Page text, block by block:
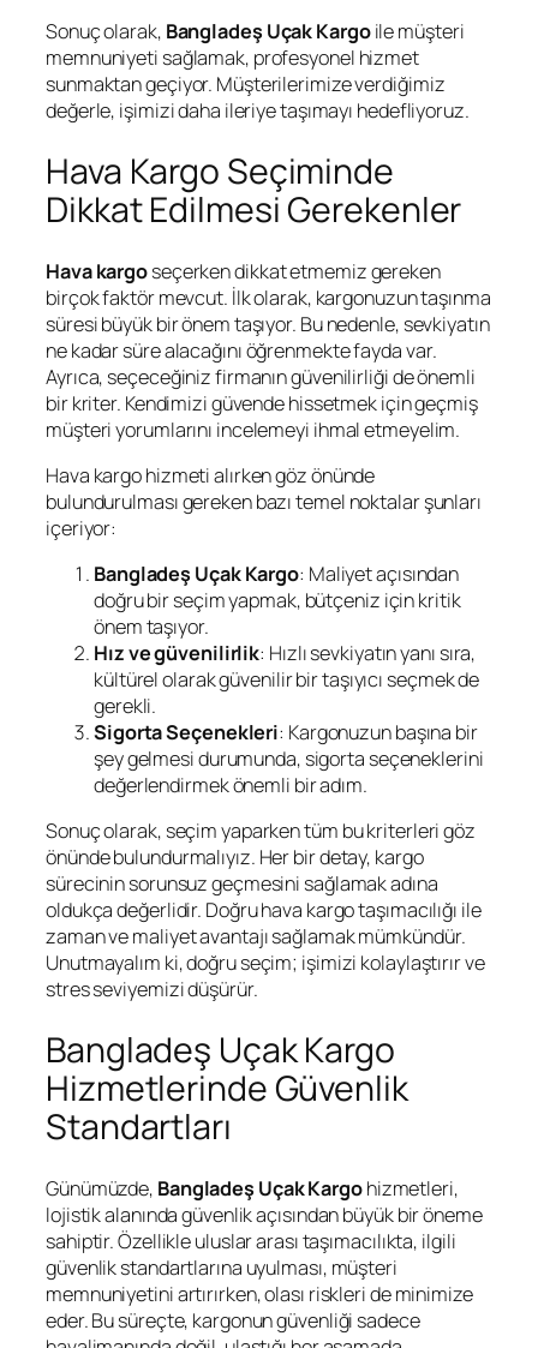
Sonuç olarak, Bangladeş Uçak Kargoile müşteri
memnuniyeti sağlamak, profesyonel hizmet
sunmaktan geçiyor. Müşterilerimize verdiğimiz
değerle, işimizi daha ileriye taşımayı hedefliyoruz.
Hava Kargo Seçiminde
Dikkat Edilmesi Gerekenler
Hava kargoseçerken dikkat etmemiz gereken
birçok faktör mevcut. İlk olarak, kargonuzun taşınma
süresi büyük bir önem taşıyor. Bu nedenle, sevkiyatın
ne kadar süre alacağını öğrenmekte fayda var.
Ayrıca, seçeceğiniz firmanın güvenilirliği de önemli
bir kriter. Kendimizi güvende hissetmek için geçmiş
müşteri yorumlarını incelemeyi ihmal etmeyelim.
Hava kargo hizmeti alırken göz önünde
bulundurulması gereken bazı temel noktalar şunları
içeriyor:
Bangladeş Uçak Kargo: Maliyet açısından
doğru bir seçim yapmak, bütçeniz için kritik
önem taşıyor.
Hız ve güvenilirlik: Hızlı sevkiyatın yanı sıra,
kültürel olarak güvenilir bir taşıyıcı seçmek de
gerekli.
Sigorta Seçenekleri: Kargonuzun başına bir
şey gelmesi durumunda, sigorta seçeneklerini
değerlendirmek önemli bir adım.
Sonuç olarak, seçim yaparken tüm bu kriterleri göz
önünde bulundurmalıyız. Her bir detay, kargo
sürecinin sorunsuz geçmesini sağlamak adına
oldukça değerlidir. Doğru hava kargo taşımacılığı ile
zaman ve maliyet avantajı sağlamak mümkündür.
Unutmayalım ki, doğru seçim; işimizi kolaylaştırır ve
stres seviyemizi düşürür.
Bangladeş Uçak Kargo
Hizmetlerinde Güvenlik
Standartları
Günümüzde, Bangladeş Uçak Kargohizmetleri,
lojistik alanında güvenlik açısından büyük bir öneme
sahiptir. Özellikle uluslar arası taşımacılıkta, ilgili
güvenlik standartlarına uyulması, müşteri
memnuniyetini artırırken, olası riskleri de minimize
eder. Bu süreçte, kargonun güvenliği sadece